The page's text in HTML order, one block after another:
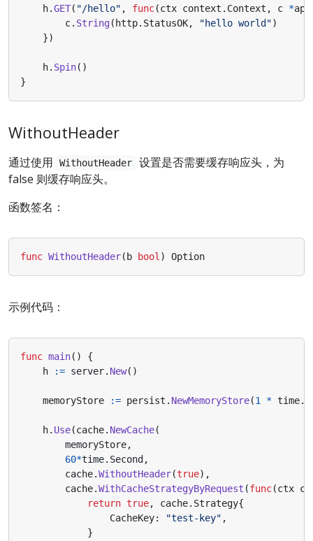
h.GET( "/hello" , func(ctx context . Context , c *app
c. String( http. StatusOK, "hello world")
})
h. Spin()
}
WithoutHeader
通过使用 WithoutHeader
设置是否需要缓存响应头，为
false 则缓存响应头。
函数签名：
func WithoutHeader( b bool ) Option
示例代码：
func main()
{
h
:= server. New()
memoryStore := persist . NewMemoryStore(1 * time.
h. Use(cache. NewCache(
memoryStore,
60*time. Second ,
cache.WithoutHeader(true),
cache.WithCacheStrategyByRequest (func(ctx
return true, cache. Strategy{
CacheKey: "test-key" ,
}